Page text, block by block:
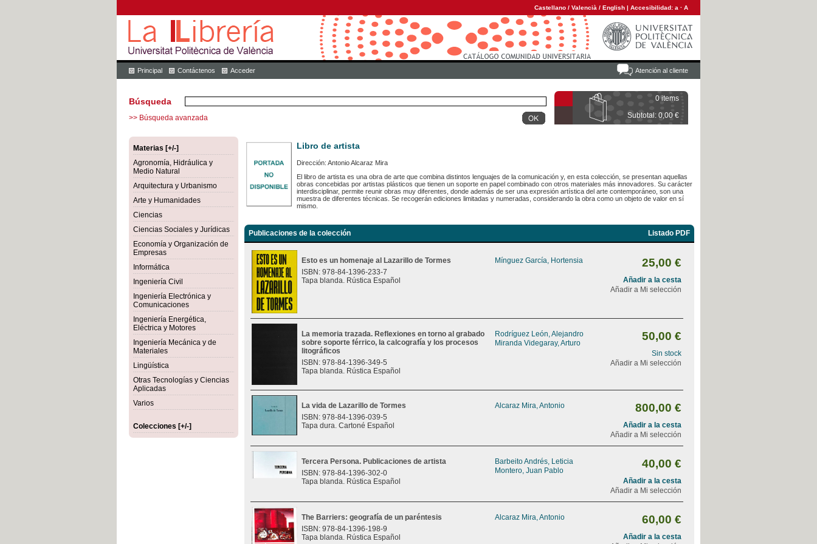
Castellano / Valencià / English | Accesibilidad: a · A
Atención al cliente
Principal Contáctenos Acceder
0 items
Subtotal: 0,00 €
Búsqueda
>> Búsqueda avanzada
Materias [+/-]
Agronomía, Hidráulica y
Medio Natural
Arquitectura y Urbanismo
Arte y Humanidades
Ciencias
Ciencias Sociales y Jurídicas
Economía y Organización de
Empresas
Informática
Ingeniería Civil
Ingeniería Electrónica y
Comunicaciones
Ingeniería Energética,
Eléctrica y Motores
Ingeniería Mecánica y de
Materiales
Lingüística
Otras Tecnologías y Ciencias
Aplicadas
Varios
Colecciones [+/-]
Libro de artista
Dirección: Antonio Alcaraz Mira
El libro de artista es una obra de arte que combina distintos lenguajes de la comunicación y, en esta colección, se presentan aquellas
obras concebidas por artistas plásticos que tienen un soporte en papel combinado con otros materiales más innovadores. Su carácter
interdisciplinar, permite reunir obras muy diferentes, donde además de ser una expresión artística del arte contemporáneo, son una
muestra de diferentes técnicas. Se recogerán ediciones limitadas y numeradas, considerando la obra como un objeto de valor en sí
mismo.
Publicaciones de la colección Listado PDF
Esto es un homenaje al Lazarillo de Tormes
ISBN: 978-84-1396-233-7
Tapa blanda. Rústica Español
Mínguez García, Hortensia 25,00 €
Añadir a la cesta
Añadir a Mi selección
La memoria trazada. Reflexiones en torno al grabado
sobre soporte férrico, la calcografía y los procesos
litográficos
ISBN: 978-84-1396-349-5
Tapa blanda. Rústica Español
Rodríguez León, Alejandro
Miranda Videgaray, Arturo
50,00 €
Sin stock
Añadir a Mi selección
La vida de Lazarillo de Tormes
ISBN: 978-84-1396-039-5
Tapa dura. Cartoné Español
Alcaraz Mira, Antonio 800,00 €
Añadir a la cesta
Añadir a Mi selección
Tercera Persona. Publicaciones de artista
ISBN: 978-84-1396-302-0
Tapa blanda. Rústica Español
Barbeito Andrés, Leticia
Montero, Juan Pablo
40,00 €
Añadir a la cesta
Añadir a Mi selección
The Barriers: geografía de un paréntesis
ISBN: 978-84-1396-198-9
Tapa blanda. Rústica Español
Alcaraz Mira, Antonio 60,00 €
Añadir a la cesta